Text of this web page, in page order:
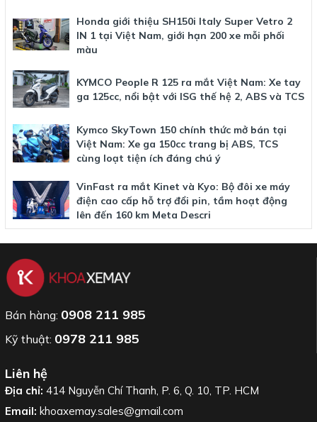
Honda giới thiệu SH150i Italy Super Vetro 2
IN 1 tại Việt Nam, giới hạn 200 xe mỗi phối
màu
KYMCO People R 125 ra mắt Việt Nam: Xe tay
ga 125cc, nổi bật với ISG thế hệ 2, ABS và TCS
Kymco SkyTown 150 chính thức mở bán tại
Việt Nam: Xe ga 150cc trang bị ABS, TCS
cùng loạt tiện ích đáng chú ý
VinFast ra mắt Kinet và Kyo: Bộ đôi xe máy
điện cao cấp hỗ trợ đổi pin, tầm hoạt động
lên đến 160 km Meta Descri
Bán hàng: 0908 211 985
Kỹ thuật: 0978 211 985
Liên hệ
Địa chỉ: 414 Nguyễn Chí Thanh, P. 6, Q. 10, TP. HCM
Email: khoaxemay.sales@gmail.com